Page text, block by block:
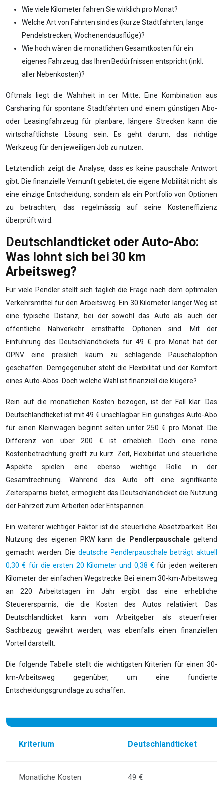
Wie viele Kilometer fahren Sie wirklich pro Monat?
Welche Art von Fahrten sind es (kurze Stadtfahrten, lange
Pendelstrecken, Wochenendausflüge)?
Wie hoch wären die monatlichen Gesamtkosten für ein
eigenes Fahrzeug, das Ihren Bedürfnissen entspricht (inkl.
aller Nebenkosten)?
Oftmals liegt die Wahrheit in der Mitte: Eine Kombination aus
Carsharing für spontane Stadtfahrten und einem günstigen Abo-
oder Leasingfahrzeug für planbare, längere Strecken kann die
wirtschaftlichste Lösung sein. Es geht darum, das richtige
Werkzeug für den jeweiligen Job zu nutzen.
Letztendlich zeigt die Analyse, dass es keine pauschale Antwort
gibt. Die finanzielle Vernunft gebietet, die eigene Mobilität nicht als
eine einzige Entscheidung, sondern als ein Portfolio von Optionen
zu betrachten, das regelmässig auf seine Kosteneffizienz
überprüft wird.
Deutschlandticket oder Auto-Abo:
Was lohnt sich bei 30 km
Arbeitsweg?
Für viele Pendler stellt sich täglich die Frage nach dem optimalen
Verkehrsmittel für den Arbeitsweg. Ein 30 Kilometer langer Weg ist
eine typische Distanz, bei der sowohl das Auto als auch der
öffentliche Nahverkehr ernsthafte Optionen sind. Mit der
Einführung des Deutschlandtickets für 49 € pro Monat hat der
ÖPNV eine preislich kaum zu schlagende Pauschaloption
geschaffen. Demgegenüber steht die Flexibilität und der Komfort
eines Auto-Abos. Doch welche Wahl ist finanziell die klügere?
Rein auf die monatlichen Kosten bezogen, ist der Fall klar: Das
Deutschlandticket ist mit 49 € unschlagbar. Ein günstiges Auto-Abo
für einen Kleinwagen beginnt selten unter 250 € pro Monat. Die
Differenz von über 200 € ist erheblich. Doch eine reine
Kostenbetrachtung greift zu kurz. Zeit, Flexibilität und steuerliche
Aspekte spielen eine ebenso wichtige Rolle in der
Gesamtrechnung. Während das Auto oft eine signifikante
Zeitersparnis bietet, ermöglicht das Deutschlandticket die Nutzung
der Fahrzeit zum Arbeiten oder Entspannen.
Ein weiterer wichtiger Faktor ist die steuerliche Absetzbarkeit. Bei
Nutzung des eigenen PKW kann die
Pendlerpauschale geltend
gemacht werden. Die deutsche Pendlerpauschale beträgt aktuell
0,30 € für die ersten 20 Kilometer und 0,38 € für jeden weiteren
Kilometer der einfachen Wegstrecke. Bei einem 30-km-Arbeitsweg
an 220 Arbeitstagen im Jahr ergibt das eine erhebliche
Steuerersparnis, die die Kosten des Autos relativiert. Das
Deutschlandticket kann vom Arbeitgeber als steuerfreier
Sachbezug gewährt werden, was ebenfalls einen finanziellen
Vorteil darstellt.
Die folgende Tabelle stellt die wichtigsten Kriterien für einen 30-
km-Arbeitsweg gegenüber, um eine fundierte
Entscheidungsgrundlage zu schaffen.
Kriterium Deutschlandticket
Monatliche Kosten 49 €